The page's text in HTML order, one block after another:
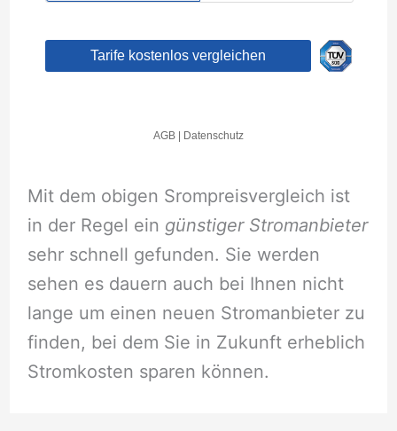
Mit dem obigen Srompreisvergleich ist
in der Regel ein günstiger Stromanbieter
sehr schnell gefunden. Sie werden
sehen es dauern auch bei Ihnen nicht
lange um einen neuen Stromanbieter zu
finden, bei dem Sie in Zukunft erheblich
Stromkosten sparen können.